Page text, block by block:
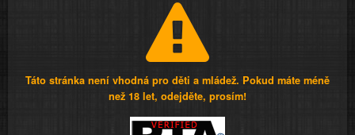
Táto stránka není vhodná pro děti a mládež. Pokud máte méně
než 18 let, odejděte, prosím!